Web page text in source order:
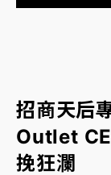
雨熱區曝
旅局回應了
中信慈善基金
駁 理由曝光
招商天后
Outlet
挽狂瀾